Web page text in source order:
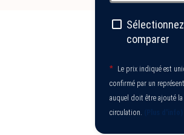
comparer
*
Le prix indiqué est
confirmé par un
auquel doit être ajouté la
circulation.